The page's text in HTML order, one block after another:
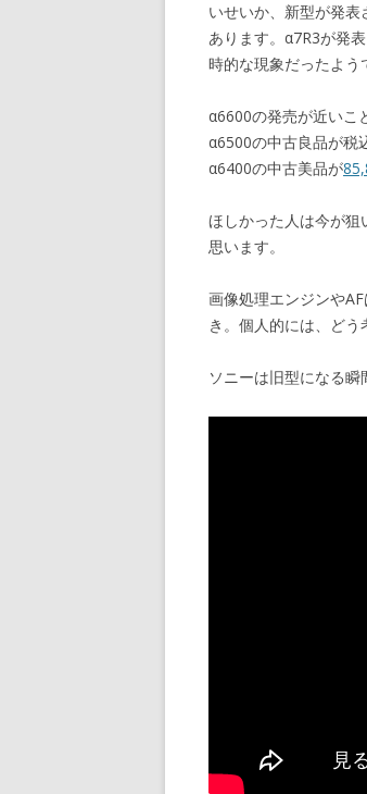
いせいか、新型が発
あります。α7R3が発
時的な現象だったよう
α6600の発売が近いこ
α6500の中古良品が税
α6400の中古美品が
ほしかった人は今が狙
思います。
画像処理エンジンや
き。個人的には、どう
ソニーは旧型になる瞬